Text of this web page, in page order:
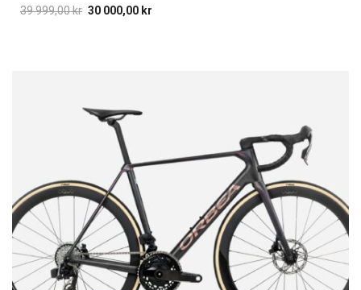
39 999,00kr 30 000,00 kr